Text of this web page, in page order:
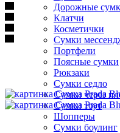
Дорожные
Клатчи
Косметички
Сумки
Портфели
Поясные сумки
Рюкзаки
Сумки седло
Сумки через
Сумки тоут
Шопперы
Сумки боулинг